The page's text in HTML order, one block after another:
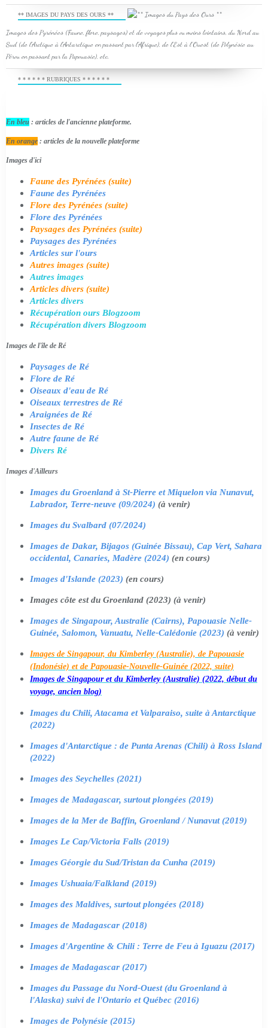
** IMAGES DU PAYS DES OURS **
Images des Pyrénées (Faune, flore, paysages) et de voyages plus ou moins lointains, du Nord au
Sud (de l'Arctique à l'Antarctique en passant par l'Afrique), de l'Est à l'Ouest (de Polynésie au
Pérou en passant par la Papouasie), etc.
* * * * * * RUBRIQUES * * * * * *
En bleu : articles de l'ancienne plateforme.
En orange : articles de la nouvelle plateforme
Images d'ici
Faune des Pyrénées (suite)
Faune des Pyrénées
Flore des Pyrénées (suite)
Flore des Pyrénées
Paysages des Pyrénées (suite)
Paysages des Pyrénées
Articles sur l'ours
Autres images (suite)
Autres images
Articles divers (suite)
Articles divers
Récupération ours Blogzoom
Récupération divers Blogzoom
Images de l'île de Ré
Paysages de Ré
Flore de Ré
Oiseaux d'eau de Ré
Oiseaux terrestres de Ré
Araignées de Ré
Insectes de Ré
Autre faune de Ré
Divers Ré
Images d'Ailleurs
Images du Groenland à St-Pierre et Miquelon via Nunavut,
Labrador, Terre-neuve (09/2024) (à venir)
Images du Svalbard (07/2024)
Images de Dakar, Bijagos (Guinée Bissau), Cap Vert, Sahara
occidental, Canaries, Madère (2024) (en cours)
Images d'Islande (2023) (en cours)
Images côte est du Groenland (2023) (à venir)
Images de Singapour, Australie (Cairns), Papouasie Nelle-
Guinée, Salomon, Vanuatu, Nelle-Calédonie (2023) (à venir)
Images de Singapour, du Kimberley (Australie), de Papouasie
(Indonésie) et de Papouasie-Nouvelle-Guinée (2022, suite)
Images de Singapour et du Kimberley (Australie) (2022, début du
voyage, ancien blog)
Images du Chili, Atacama et Valparaiso, suite à Antarctique
(2022)
Images d'Antarctique : de Punta Arenas (Chili) à Ross Island
(2022)
Images des Seychelles (2021)
Images de Madagascar, surtout plongées (2019)
Images de la Mer de Baffin, Groenland / Nunavut (2019)
Images Le Cap/Victoria Falls (2019)
Images Géorgie du Sud/Tristan da Cunha (2019)
Images Ushuaia/Falkland (2019)
Images des Maldives, surtout plongées (2018)
Images de Madagascar (2018)
Images d'Argentine & Chili : Terre de Feu à Iguazu (2017)
Images de Madagascar (2017)
Images du Passage du Nord-Ouest (du Groenland à
l'Alaska) suivi de l'Ontario et Québec (2016)
Images de Polynésie (2015)